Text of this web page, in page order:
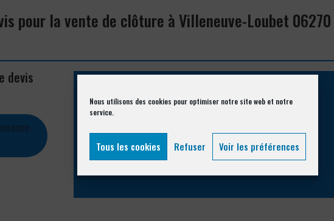
Nous utilisons des cookies pour optimiser notre site web et notre
service.
Tous les cookies Refuser Voir les préférences
pour la vente de clôture à Villeneuve-Loubet
devis
Appelez-nous !
04 93 74 33 76